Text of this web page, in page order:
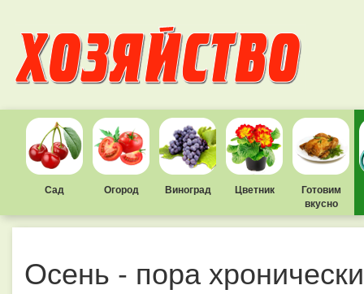
Сад Огород Виноград Цветник
Готовим
вкусно
Осень - пора